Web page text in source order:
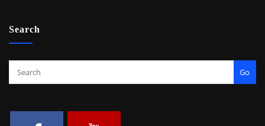
Search
Go